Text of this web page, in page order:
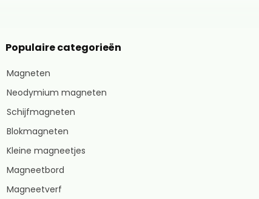
Populaire categorieën
Magneten
Neodymium magneten
Schijfmagneten
Blokmagneten
Kleine magneetjes
Magneetbord
Magneetverf